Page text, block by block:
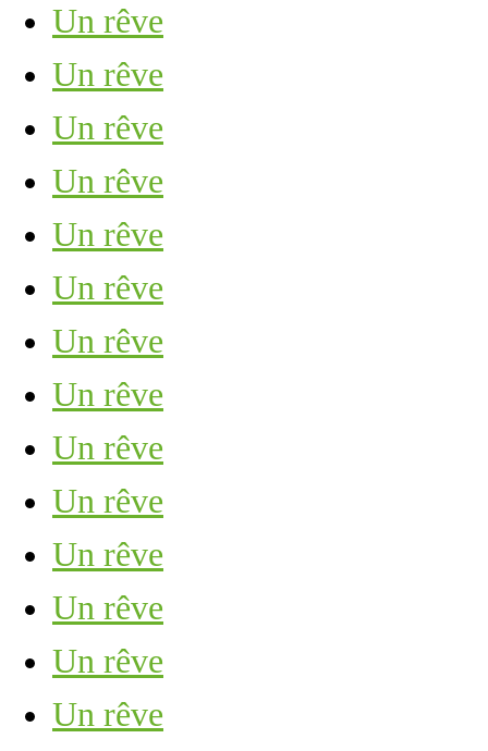
Un rêve
Un rêve
Un rêve
Un rêve
Un rêve
Un rêve
Un rêve
Un rêve
Un rêve
Un rêve
Un rêve
Un rêve
Un rêve
Un rêve